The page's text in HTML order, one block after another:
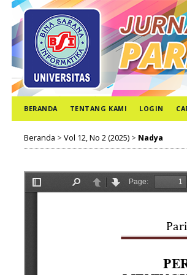
BERANDA TENTANG KAMI LOGIN
Beranda > Vol 12, No 2 (2025) > Nadya